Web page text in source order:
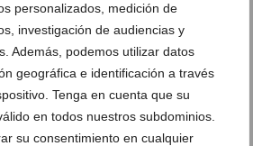
personalizados, medición de
investigación de audiencias y
Además, podemos utilizar datos
geográfica e identificación a través
Tenga en cuenta que su
en todos nuestros subdominios.
su consentimiento en cualquier
de Broadway llega este fin
Teulada Moraira